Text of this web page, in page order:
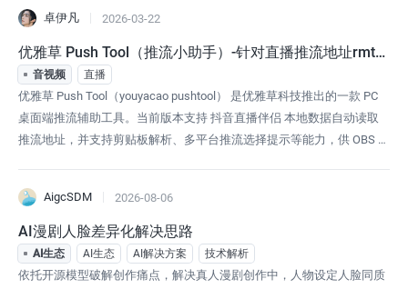
寻找高效解决方案的团队和个人开发者而言，选择一款既能理解全项目
架构，又能提供可视化操
卓伊凡 2026-03-22
优雅草 Push Tool（推流小助手）-针对直播推流地址rmtp
一键获取-PC端直播推流辅助工具
音视频 直播
优雅草 Push Tool（youyacao pushtool） 是优雅草科技推出的一款 PC
桌面端推流辅助工具。当前版本支持 抖音直播伴侣 本地数据自动读取
推流地址，并支持剪贴板解析、多平台推流选择提示等能力，供 OBS 等
本功能
AigcSDM 2026-08-06
AI漫剧人脸差异化解决思路
AI生态 AI生态 AI解决方案 技术解析
依托开源模型破解创作痛点，解决真人漫剧创作中，人物设定人脸同质